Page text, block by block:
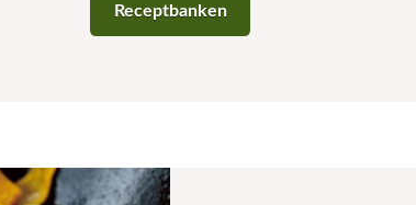
Receptbanken